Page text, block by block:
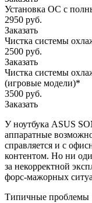
Установка ОС с
2950 руб.
Заказать
Чистка системы
2500 руб.
Заказать
Чистка системы
(игровые модели)*
3500 руб.
Заказать
У ноутбука ASUS
аппаратные
справляется и с
контентом. Но ни
за некорректной
форс-мажорных
Типичные проблемы